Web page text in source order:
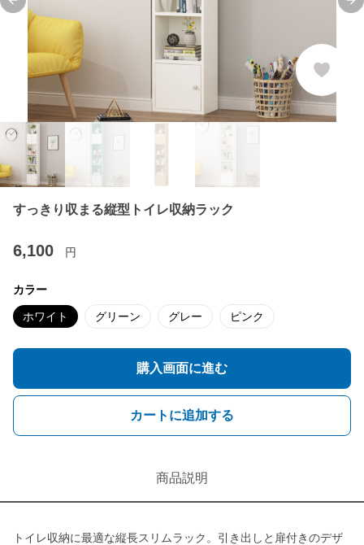
Previous slide
すっきり収まる縦型トイレ収納ラック
6,100 円
カラー
ホワイト グリーン グレー ピンク
購入画面に進む
カートに追加する
商品説明
トイレ収納に最適な縦長スリムラック。引き出しと扉付きのデザ